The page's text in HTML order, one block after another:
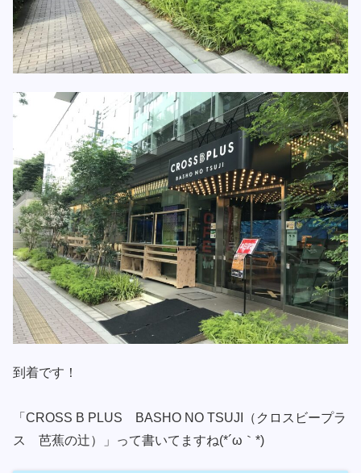
到着です！
「CROSS B PLUS BASHO NO TSUJI（クロスビープラ
ス 芭蕉の辻）」って書いてますね(*´ω｀*)